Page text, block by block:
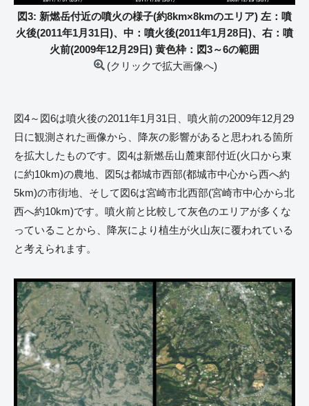
図3: 新燃岳付近の噴火の様子(約8km×8kmのエリア) 左：噴
火後(2011年1月31日)、中：噴火後(2011年1月28日)、右：噴
火前(2009年12月29日) 黄色枠：図3～6の範囲
(クリックで拡大画像へ)
図4～図6は噴火後の2011年1月31日、噴火前の2009年12月29
日に観測された画像から、降灰の影響があると思われる箇所
を拡大したものです。図4は新燃岳山麓東部付近(火口から東
に約10km)の農地、図5は都城市西部(都城市中心から西へ約
5km)の市街地、そして図6は宮崎市北西部(宮崎市中心から北
西へ約10km)です。噴火前と比較して灰色のエリアが多くな
っていることから、降灰により植生が火山灰に覆われている
と考えられます。